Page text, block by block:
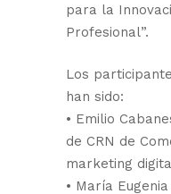
para la
Profesional”.
Los
han sido:
• Emilio
de CRN de
marketing
• María